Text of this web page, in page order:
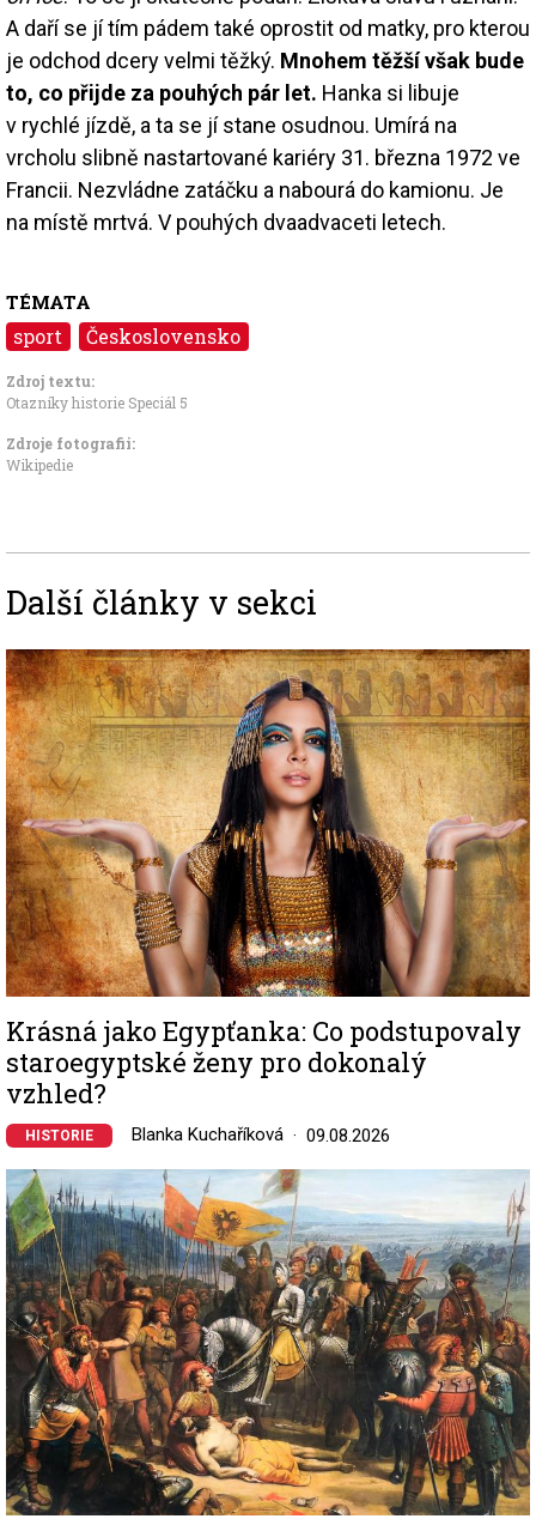
A daří se jí tím pádem také oprostit od matky, pro kterou
je odchod dcery velmi těžký. Mnohem těžší však bude
to, co přijde za pouhých pár let. Hanka si libuje
v rychlé jízdě, a ta se jí stane osudnou. Umírá na
vrcholu slibně nastartované kariéry 31. března 1972 ve
Francii. Nezvládne zatáčku a nabourá do kamionu. Je
na místě mrtvá. V pouhých dvaadvaceti letech.
TÉMATA
sport Československo
Zdroj textu:
Otazníky historie Speciál 5
Zdroje fotografii:
Wikipedie
Další články v sekci
Image
Krásná jako Egypťanka: Co podstupovaly
staroegyptské ženy pro dokonalý
vzhled?
HISTORIE Blanka Kuchaříková 09.08.2026
Image